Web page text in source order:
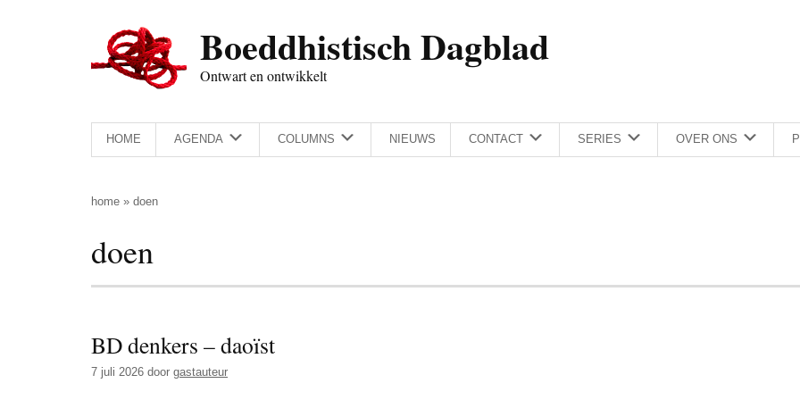
Boeddhistisch Dagblad
Ontwart en ontwikkelt
HOME AGENDA COLUMNS NIEUWS CONTACT SERIES OVER ONS
home » doen
doen
BD denkers – daoïst
7 juli 2026 door gastauteur